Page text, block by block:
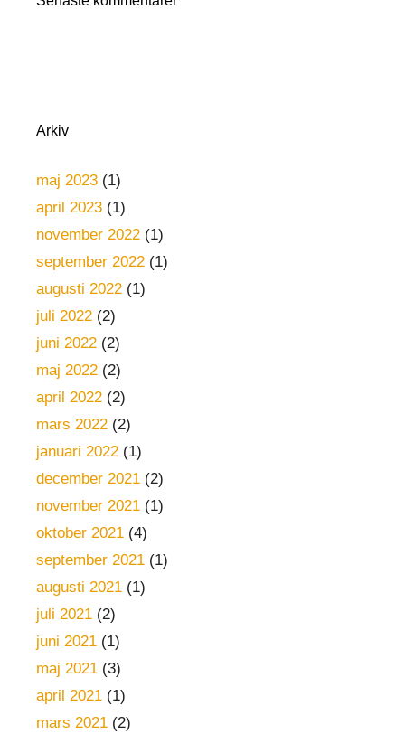
Arkiv
maj 2023 (1)
april 2023 (1)
november 2022 (1)
september 2022 (1)
augusti 2022 (1)
juli 2022 (2)
juni 2022 (2)
maj 2022 (2)
april 2022 (2)
mars 2022 (2)
januari 2022 (1)
december 2021 (2)
november 2021 (1)
oktober 2021 (4)
september 2021 (1)
augusti 2021 (1)
juli 2021 (2)
juni 2021 (1)
maj 2021 (3)
april 2021 (1)
mars 2021 (2)